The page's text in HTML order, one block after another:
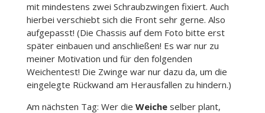
mit mindestens zwei Schraubzwingen fixiert. Auch
hierbei verschiebt sich die Front sehr gerne. Also
aufgepasst! (Die Chassis auf dem Foto bitte erst
später einbauen und anschließen! Es war nur zu
meiner Motivation und für den folgenden
Weichentest! Die Zwinge war nur dazu da, um die
eingelegte Rückwand am Herausfallen zu hindern.)
Am nächsten Tag: Wer die Weicheselber plant,